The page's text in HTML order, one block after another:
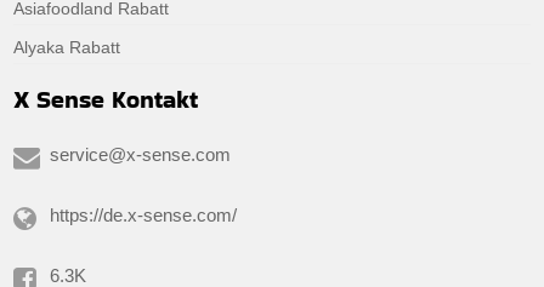
Asiafoodland Rabatt
Alyaka Rabatt
X Sense Kontakt
service@x-sense.com
https://de.x-sense.com/
6.3K